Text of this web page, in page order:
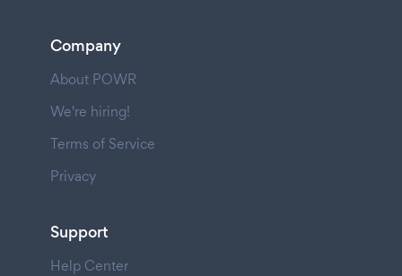
Company
About POWR
We're hiring!
Terms of Service
Privacy
Support
Help Center